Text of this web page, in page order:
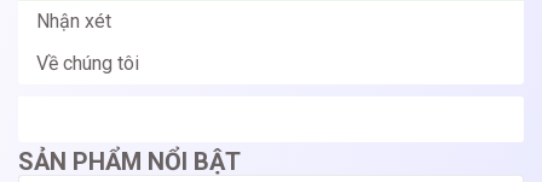
Nhận xét
Về chúng tôi
SẢN PHẨM NỔI BẬT